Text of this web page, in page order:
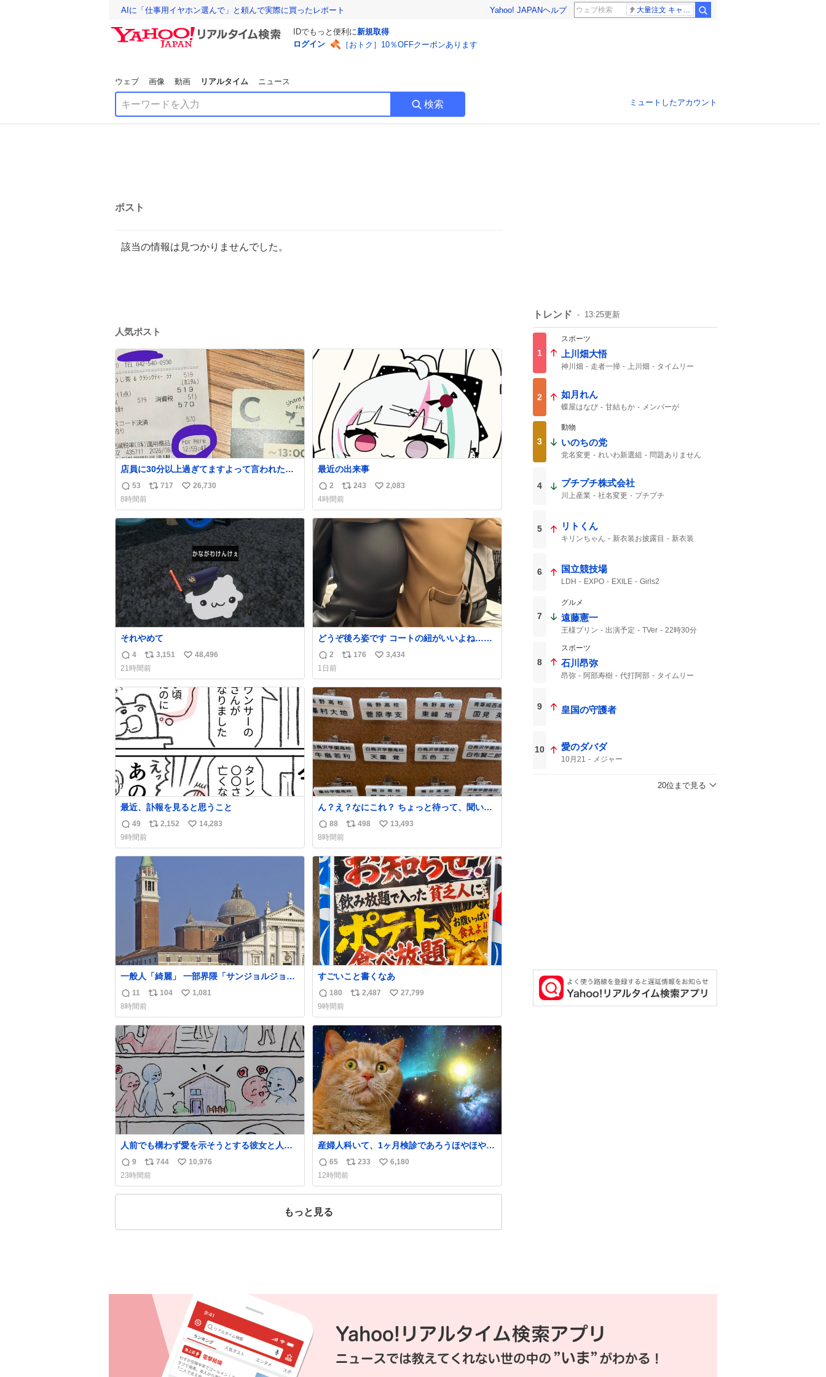
AIに「仕事用イヤホン選んで」と頼んで実際に買ったレポート Yahoo! JAPANヘルプ 大量注文 キャンセル
IDでもっと便利に新規取得
ログイン
［おトク］10％OFFクーポンあります
ウェブ 画像 動画 リアルタイム ニュース
検索 ミュートしたアカウント
ポスト
該当の情報は見つかりませんでした。
人気ポスト
店員に30分以上過ぎてますよって言われたん
だけど、なんかヲレ13秒しか滞在許されてな
かったっぽい え？なんで？
返
信
数
53
リ
ス
数
717
い
ね
数
26,730
8時間前
最近の出来事
返
信
数
2
リ
ポ
ス
ト
243
い
ね
数
2,083
4時間前
それやめて
返
信
数
4
リ
ポ
ス
ト
数
3,151
い
ね
48,496
21時間前
どうぞ後ろ姿です コートの紐がいいよね…そ
して腰が細い
返
信
数
2
リ
ス
ト
数
176
い
ね
数
3,434
1日前
最近、訃報を見ると思うこと
返
信
数
49
リ
ス
ト
数
2,152
い
ね
14,283
9時間前
ん？え？なにこれ？ ちょっと待って、聞いて
ない これは販売されているのもですか？
返
信
数
88
リ
ス
ト
数
498
い
ね
数
13,493
8時間前
一般人「綺麗」 一部界隈「サンジョルジョ…
サンジョルジョマ…ジョルノジョバァー
ナ！！』
返
信
数
11
リ
ス
ト
数
104
い
ね
数
1,081
8時間前
すごいこと書くなあ
返
信
数
180
リ
ス
ト
数
2,487
い
ね
数
27,799
9時間前
人前でも構わず愛を示そうとする彼女と人前
では恥ずかしいけど彼女を死ぬほど愛してい
る彼氏 同士いませんか✋️
返
信
数
9
リ
ポ
ス
744
い
ね
10,976
23時間前
産婦人科いて、1ヶ月検診であろうほやほや赤
ちゃん👩‍🍼と推定2,3歳の女の子👧🏻をワンオ
ペで連れてるママがいるのだけども 女の子ず
っとママの側から離れない…⁉️ 手を繋がなくて
もうろちょろしないしママが歩いたらピクミ
脱走しないし逃げないし走ら文字数
返
信
数
65
リ
ポ
ス
233
い
ね
6,180
12時間前
もっと見る
トレンド 13:25更新
1
スポーツ
上川畑大悟
神川畑 走者一掃 上川畑
タイムリー
2 如月れん
蝶屋はなび 甘結もか
メンバーが
3
動物
いのちの党
党名変更 れいわ新選組
問題ありません
4 プチプチ株式会社
川上産業 社名変更 プチプチ
5 リトくん
キリンちゃん 新衣装お披露目 新衣装
6 国立競技場
LDH EXPO EXILE Girls2
7
グルメ
遠藤憲一
王様プリン 出演予定 TVer
22時30分
8
スポーツ
石川昂弥
昂弥 阿部寿樹 代打阿部
タイムリー
9 皇国の守護者
10 愛のダバダ
10月21 メジャー
20位まで見る